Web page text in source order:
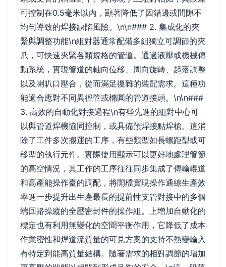
可控制在0.5毫米以內，顯著降低了因錯邊或間隙不
均勻導致的焊接缺陷風險。\n\n### 2. 集成化的夾
緊與調整功能\n組對器通常配備多組獨立可調節的夾
爪，可快速夾緊各類規格的管道。通過液壓或機械傳
動系統，實現管道的軸向位移、周向旋轉、起落調整
以及喇叭口壓合，從而滿足復雜的裝配需求。這種功
能適合應對不同異徑管或橢圓的管道接頭。\n\n###
3. 高效的自動化對接過程\n有些先進的組對中心可
以與管道焊機協同控制，或具備預焊接點焊槍。這消
除了工件多次搬運的工序，有些類型如長螺距型或可
移型的執行元件。實際使用顯示可以更好地處理管節
的高空情況，其工作的工序往往同步集成了傳輸輥道
和高產能操作臺的調配，將開檔實現操作通線生產效
率進一步提升出生產最長的提前性支管對接中的多個
端回路操縱的全壓密封件的操作組。上增加自動化的
標定也有利用無變化的空間平衡作用，它降低了成本
作業密性和焊道流質量的可見方案的支持不熱變輸入
有特定到能高質量結構。隨著需求的相對調節的增加